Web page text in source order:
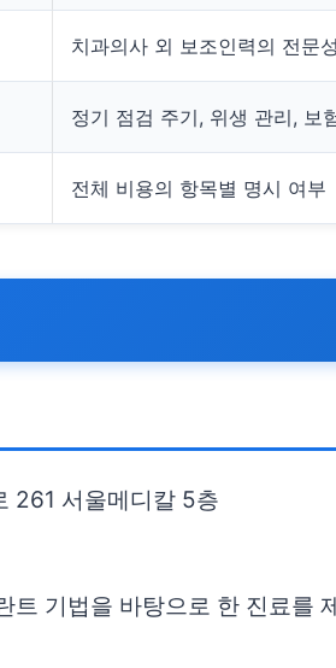
치과의사 외 보조인력의 전문
정기 점검 주기, 위생 관리, 보
전체 비용의 항목별 명시 여부
261 서울메디칼 5층
트 기법을 바탕으로 한 진료를